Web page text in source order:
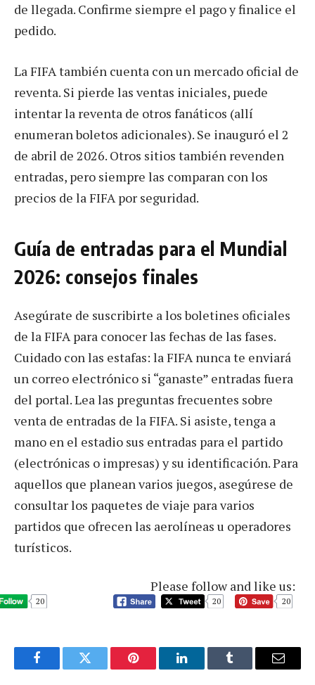
de llegada. Confirme siempre el pago y finalice el
pedido.
La FIFA también cuenta con un mercado oficial de
reventa. Si pierde las ventas iniciales, puede
intentar la reventa de otros fanáticos (allí
enumeran boletos adicionales). Se inauguró el 2
de abril de 2026. Otros sitios también revenden
entradas, pero siempre las comparan con los
precios de la FIFA por seguridad.
Guía de entradas para el Mundial
2026: consejos finales
Asegúrate de suscribirte a los boletines oficiales
de la FIFA para conocer las fechas de las fases.
Cuidado con las estafas: la FIFA nunca te enviará
un correo electrónico si “ganaste” entradas fuera
del portal. Lea las preguntas frecuentes sobre
venta de entradas de la FIFA. Si asiste, tenga a
mano en el estadio sus entradas para el partido
(electrónicas o impresas) y su identificación. Para
aquellos que planean varios juegos, asegúrese de
consultar los paquetes de viaje para varios
partidos que ofrecen las aerolíneas u operadores
turísticos.
Please follow and like us:
20 20 20
FacebookTwitter Pinterest LinkedInTumblr Email